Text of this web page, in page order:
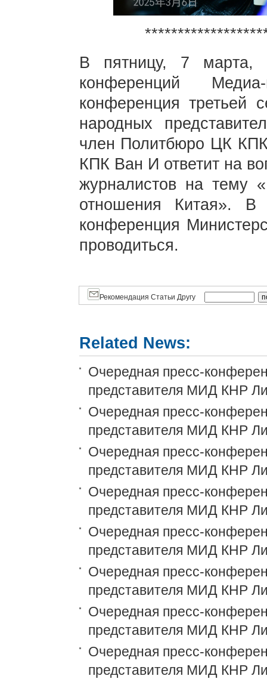
В пятницу, 7
конференций
конференция третьей
народных
член Политбюро ЦК
КПК Ван И ответит на
журналистов на тему
отношения Китая». В
конференция
проводиться.
Рекомендация Статьи Другу
Related News:
Очередная пресс-
представителя МИД КНР
Очередная пресс-
представителя МИД КНР
Очередная пресс-
представителя МИД КНР
Очередная пресс-
представителя МИД КНР
Очередная пресс-
представителя МИД КНР
Очередная пресс-
представителя МИД КНР
Очередная пресс-
представителя МИД КНР
Очередная пресс-
представителя МИД КНР